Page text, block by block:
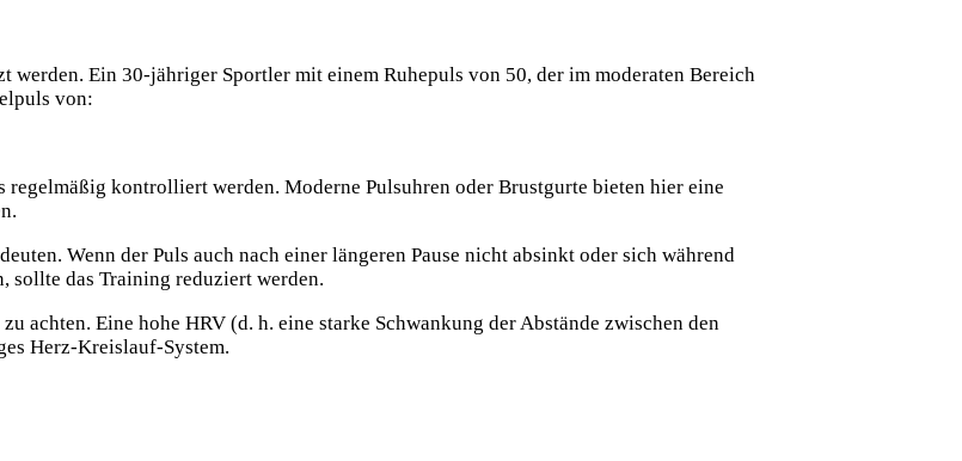
werden. Ein 30-jähriger Sportler mit einem Ruhepuls von 50, der im moderaten Bereich
von:
kontrolliert werden. Moderne Pulsuhren oder Brustgurte bieten hier eine
Wenn der Puls auch nach einer längeren Pause nicht absinkt oder sich während
sollte das Training reduziert werden.
zu achten. Eine hohe HRV (d. h. eine starke Schwankung der Abstände zwischen den
Herz-Kreislauf-System.